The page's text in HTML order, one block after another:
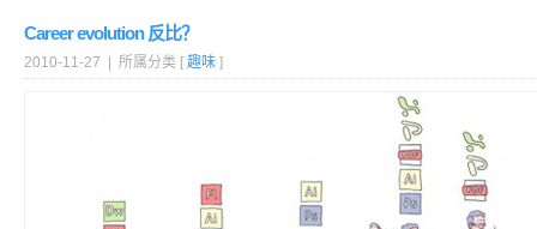
Career evolution 反比？
2010-11-27 | 所属分类 [ 趣味 ]